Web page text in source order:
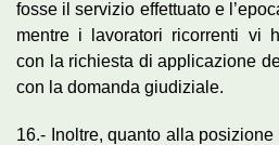
fosse il servizio effettuato e
mentre i lavoratori ricorrenti vi
con la richiesta di applicazione
con la domanda giudiziale.
16.- Inoltre, quanto alla